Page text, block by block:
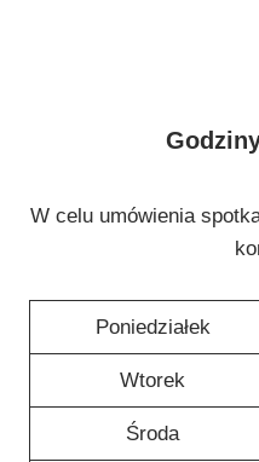
W celu umówienia
Poniedziałek
Wtorek
Środa